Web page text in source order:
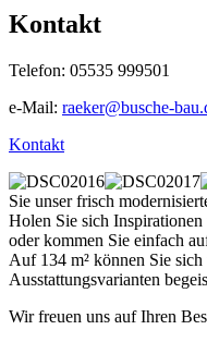
Kontakt
Telefon: 05535 999501
e-Mail: raeker@busche-
Kontakt
Sie unser frisch
Holen Sie sich
oder kommen Sie einfach
Auf 134 m² können Sie
Ausstattungsvarianten
Wir freuen uns auf Ihren